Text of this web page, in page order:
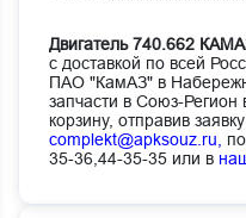
Двигатель 740.662
с доставкой по всей
ПАО "КамАЗ" в
запчасти в Союз-
корзину, отправив
complekt@apksouz.ru,
35-36,44-35-35 или в